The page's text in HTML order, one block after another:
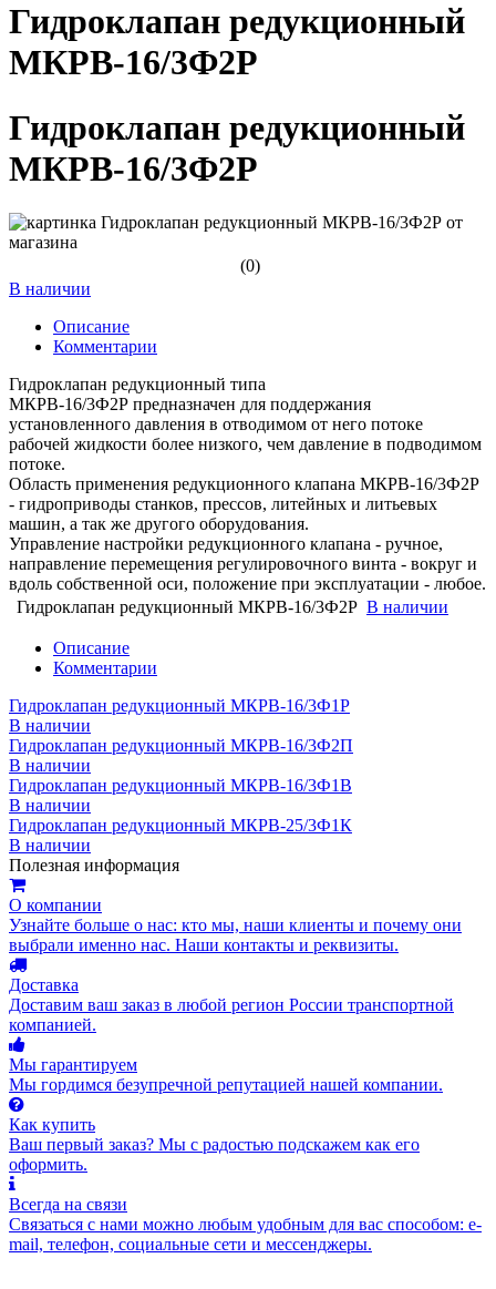
Гидроклапан редукционный
МКРВ-16/3Ф2Р
Гидроклапан редукционный
МКРВ-16/3Ф2Р
(0)
В наличии
Описание
Комментарии
Гидроклапан редукционный типа
МКРВ-16/3Ф2Р предназначен для поддержания
установленного давления в отводимом от него потоке
рабочей жидкости более низкого, чем давление в подводимом
потоке.
Область применения редукционного клапана МКРВ-16/3Ф2Р
- гидроприводы станков, прессов, литейных и литьевых
машин, а так же другого оборудования.
Управление настройки редукционного клапана - ручное,
направление перемещения регулировочного винта - вокруг и
вдоль собственной оси, положение при эксплуатации - любое.
Гидроклапан редукционный МКРВ-16/3Ф2Р В наличии
Описание
Комментарии
Гидроклапан редукционный МКРВ-16/3Ф1Р
В наличии
Гидроклапан редукционный МКРВ-16/3Ф2П
В наличии
Гидроклапан редукционный МКРВ-16/3Ф1В
В наличии
Гидроклапан редукционный МКРВ-25/3Ф1К
В наличии
Полезная информация
О компании
Узнайте больше о нас: кто мы, наши клиенты и почему они
выбрали именно нас. Наши контакты и реквизиты.
Доставка
Доставим ваш заказ в любой регион России транспортной
компанией.
Мы гарантируем
Мы гордимся безупречной репутацией нашей компании.
Как купить
Ваш первый заказ? Мы с радостью подскажем как его
оформить.
Всегда на связи
Связаться с нами можно любым удобным для вас способом: e-
mail, телефон, социальные сети и мессенджеры.